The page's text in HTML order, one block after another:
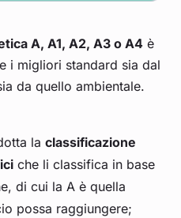
A, A1, A2, A3 o A4 è
i migliori standard sia dal
da quello ambientale.
la classificazione
che li classifica in base
di cui la A è quella
possa raggiungere;